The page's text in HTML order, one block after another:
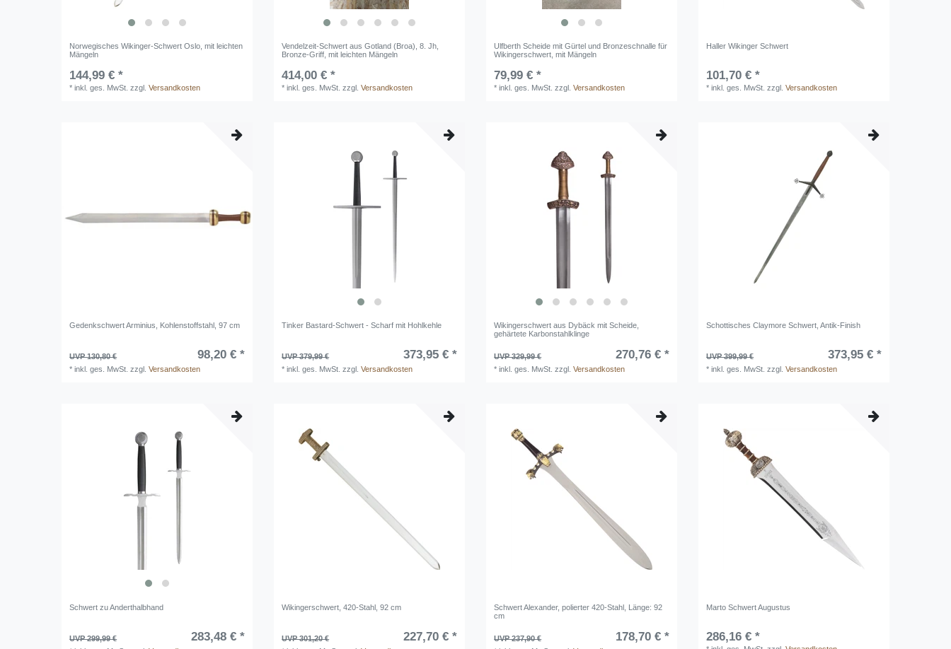
Norwegisches Wikinger-Schwert Oslo, mit leichten
Mängeln
144,99 € *
*inkl. ges. MwSt. zzgl.Versandkosten
Vendelzeit-Schwert aus Gotland (Broa), 8. Jh,
Bronze-Griff, mit leichten Mängeln
414,00 € *
*inkl. ges. MwSt. zzgl.Versandkosten
Ulfberth Scheide mit Gürtel und Bronzeschnalle für
Wikingerschwert, mit Mängeln
79,99 € *
*inkl. ges. MwSt. zzgl.Versandkosten
Haller Wikinger Schwert
101,70 € *
*inkl. ges. MwSt. zzgl.Versandkosten
Gedenkschwert Arminius, Kohlenstoffstahl, 97 cm
UVP 130,80 € 98,20 € *
*inkl. ges. MwSt. zzgl.Versandkosten
Tinker Bastard-Schwert - Scharf mit Hohlkehle
UVP 379,99 € 373,95 € *
*inkl. ges. MwSt. zzgl.Versandkosten
Wikingerschwert aus Dybäck mit Scheide,
gehärtete Karbonstahlklinge
UVP 329,99 € 270,76 € *
*inkl. ges. MwSt. zzgl.Versandkosten
Schottisches Claymore Schwert, Antik-Finish
UVP 399,99 € 373,95 € *
*inkl. ges. MwSt. zzgl.Versandkosten
Schwert zu Anderthalbhand
UVP 299,99 € 283,48 € *
Wikingerschwert, 420-Stahl, 92 cm
UVP 301,20 € 227,70 € *
Schwert Alexander, polierter 420-Stahl, Länge: 92
cm
UVP 237,90 € 178,70 € *
Marto Schwert Augustus
286,16 € *